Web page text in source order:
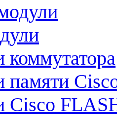
памяти
Cisco